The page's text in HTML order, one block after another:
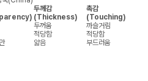
두께감
(Thickness)
촉감
(Touching)
두꺼움
까슬거림
적당함
적당함
얇음
부드러움